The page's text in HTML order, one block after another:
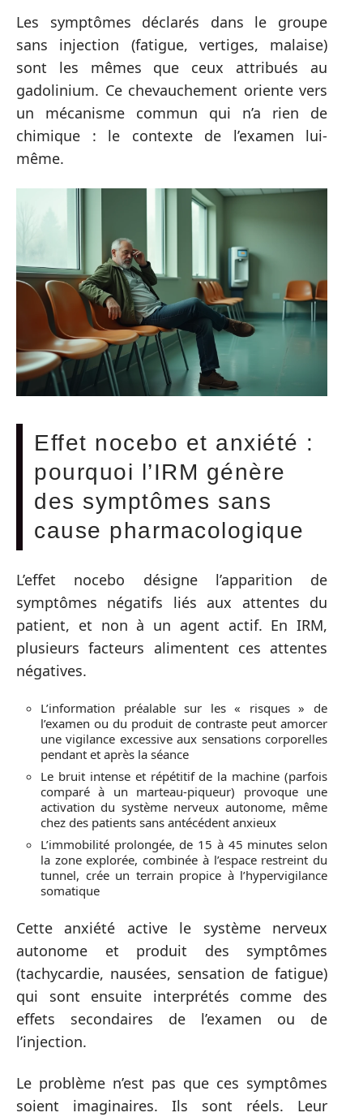
Les symptômes déclarés dans le groupe
sans injection (fatigue, vertiges, malaise)
sont les mêmes que ceux attribués au
gadolinium. Ce chevauchement oriente vers
un mécanisme commun qui n’a rien de
chimique : le contexte de l’examen lui-
même.
Effet nocebo et anxiété :
pourquoi l’IRM génère
des symptômes sans
cause pharmacologique
L’effet nocebo désigne l’apparition de
symptômes négatifs liés aux attentes du
patient, et non à un agent actif. En IRM,
plusieurs facteurs alimentent ces attentes
négatives.
L’information préalable sur les « risques » de
l’examen ou du produit de contraste peut amorcer
une vigilance excessive aux sensations corporelles
pendant et après la séance
Le bruit intense et répétitif de la machine (parfois
comparé à un marteau-piqueur) provoque une
activation du système nerveux autonome, même
chez des patients sans antécédent anxieux
L’immobilité prolongée, de 15 à 45 minutes selon
la zone explorée, combinée à l’espace restreint du
tunnel, crée un terrain propice à l’hypervigilance
somatique
Cette anxiété active le système nerveux
autonome et produit des symptômes
(tachycardie, nausées, sensation de fatigue)
qui sont ensuite interprétés comme des
effets secondaires de l’examen ou de
l’injection.
Le problème n’est pas que ces symptômes
soient imaginaires. Ils sont réels. Leur